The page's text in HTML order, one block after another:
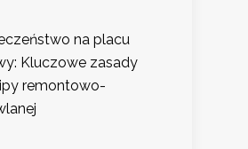
na placu
Kluczowe zasady
remontowo-